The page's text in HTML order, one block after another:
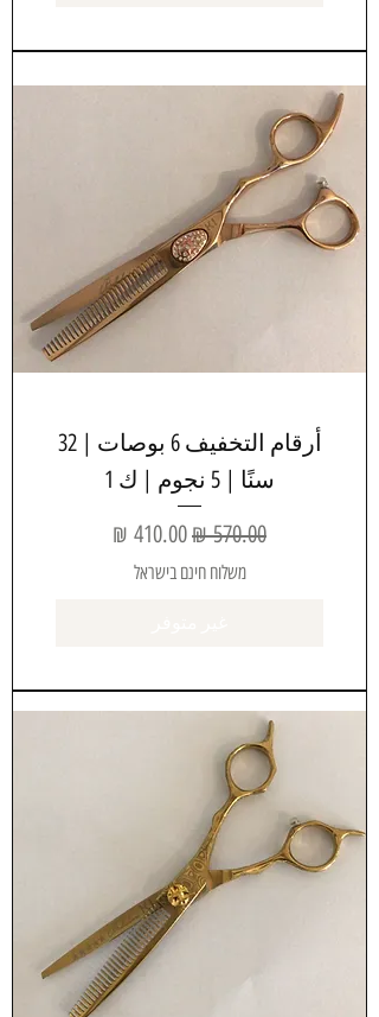
أرقام التخفيف 6 بوصات | 32
سنًا | 5 نجوم | ك 1
سعر عاديسعر البيع
משלוח חינם בישראל